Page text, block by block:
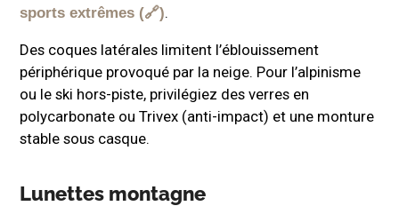
sports extrêmes
.
Des coques latérales limitent l’éblouissement
périphérique provoqué par la neige. Pour l’alpinisme
ou le ski hors-piste, privilégiez des verres en
polycarbonate ou Trivex (anti-impact) et une monture
stable sous casque.
Lunettes montagne